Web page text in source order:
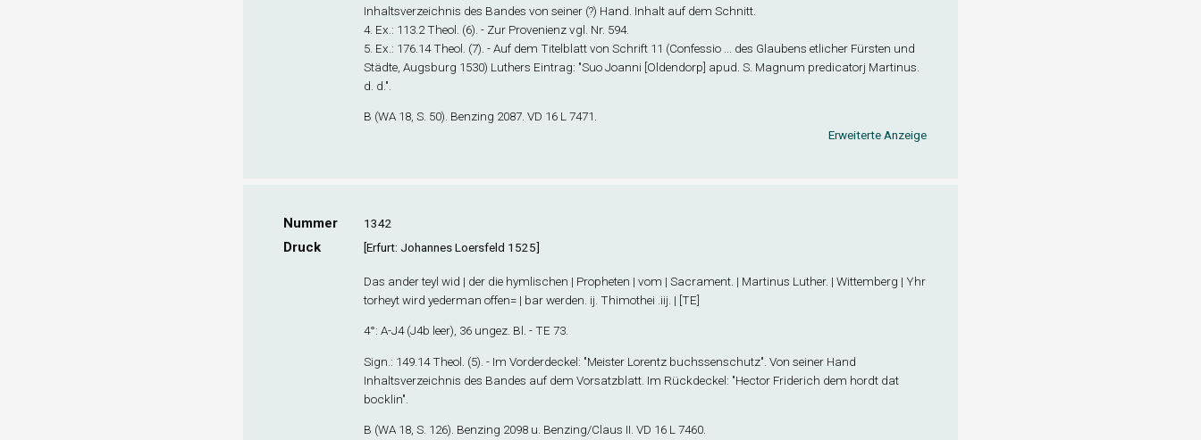
Inhaltsverzeichnis des Bandes von seiner (?) Hand. Inhalt auf dem Schnitt.
4. Ex .: 113.2 Theol. (6). - Zur Provenienz vgl. Nr. 594.
5. Ex .: 176.14 Theol. (7). - Auf dem Titelblatt von Schrift 11 (Confessio ... des Glaubens etlicher Fürsten und
Städte, Augsburg 1530) Luthers Eintrag: "Suo Joanni [Oldendorp] apud. S. Magnum predicatorj Martinus.
d. d.".
B (WA 18, S. 50). Benzing 2087. VD 16 L 7471.
Erweiterte Anzeige
Nummer 1342
Druck [Erfurt: Johannes Loersfeld 1525]
Das ander teyl wid | der die hymlischen | Propheten | vom | Sacrament. | Martinus Luther. | Wittemberg | Yhr
torheyt wird yederman offen= | bar werden. ij. Thimothei .iij. | [TE]
4°: A-J4(J4b leer), 36 ungez. Bl. - TE 73.
Sign .: 149.14 Theol. (5). - Im Vorderdeckel: "Meister Lorentz buchssenschutz". Von seiner Hand
Inhaltsverzeichnis des Bandes auf dem Vorsatzblatt. Im Rückdeckel: "Hector Friderich dem hordt dat
bocklin".
B (WA 18, S. 126). Benzing 2098 u. Benzing/Claus II. VD 16 L 7460.